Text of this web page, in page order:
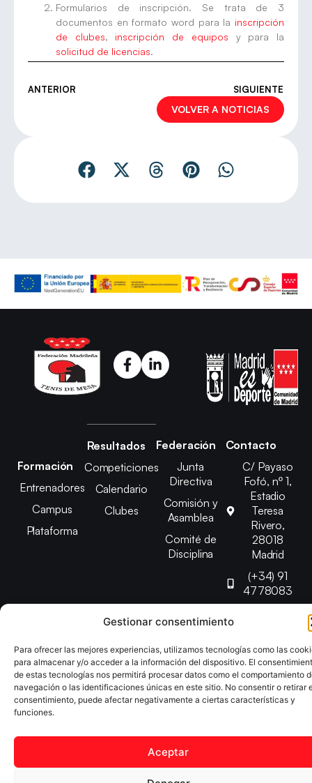
Gestionar consentimiento
Para ofrecer las mejores experiencias, utilizamos tecnologías como las
para almacenar y/o acceder a la información del dispositivo. El
de estas tecnologías nos permitirá procesar datos como el comportamiento
navegación o las identificaciones únicas en este sitio. No consentir o retirar
consentimiento, puede afectar negativamente a ciertas características y
funciones.
Aceptar
Formularios de inscripción. Se trata de 3
documentos en formato word para la inscripción
de clubes, inscripción de equipos y para la
solicitud de licencias.
ANTERIOR SIGUIENTE
VOLVER A NOTICIAS
Formación
Entrenadores
Campus
Plataforma
Resultados
Competiciones
Calendario
Clubes
Federación
Junta
Directiva
Comisión y
Asamblea
Comité de
Disciplina
Contacto
C/ Payaso
Fofó, nº 1,
Estadio
Teresa
Rivero,
28018
Madrid
(+34) 91
4778083
Copyright © 2025 Federación Madrileña de Tenis de Mesa |
Desarrollado por
TOOOLS
Aviso Legal Política de Cookies